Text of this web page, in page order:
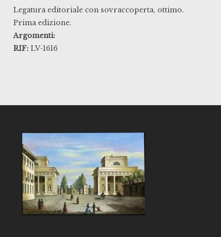
Legatura editoriale con sovraccoperta, ottimo.
Prima edizione.
Argomenti:
RIF: LV-1616